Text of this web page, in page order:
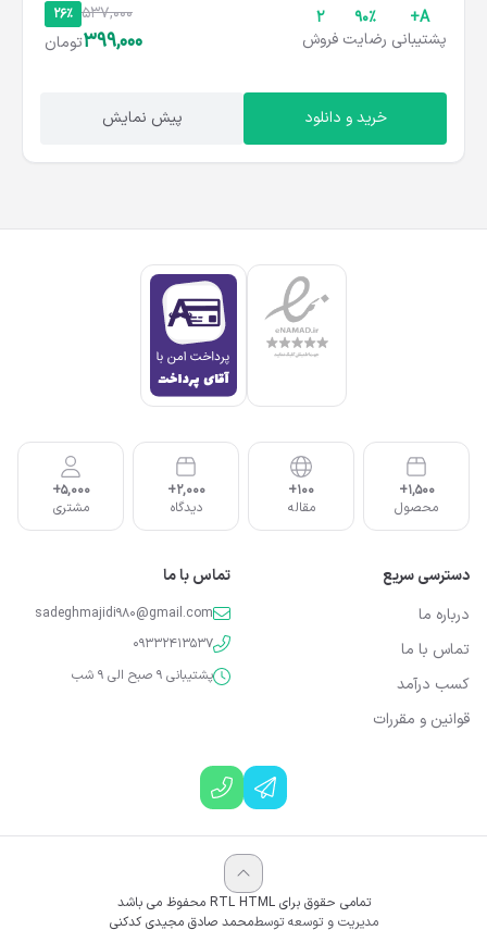
A+
پشتیبانی
۹۰%
رضایت
2
فروش
26% 537,000
399,000تومان
خرید و دانلود پیش نمایش
1,500+
محصول
100+
مقاله
2,000+
دیدگاه
5,000+
مشتری
دسترسی سریع
درباره ما
تماس با ما
کسب درآمد
قوانین و مقررات
تماس با ما
sadeghmajidi980@gmail.com
09332413537
پشتیبانی 9 صبح الی 9 شب
تمامی حقوق برای RTL HTML محفوظ می باشد
مدیریت و توسعه توسطمحمد صادق مجیدی کدکنی